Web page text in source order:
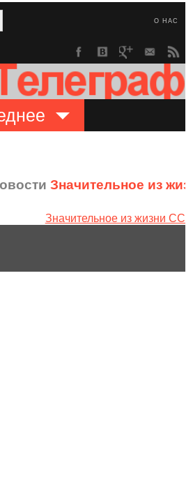
О НАС
Значительное из